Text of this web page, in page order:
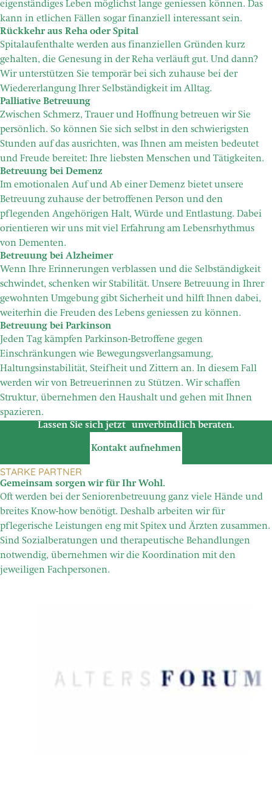
eigenständiges Leben möglichst lange geniessen können. Das
kann in etlichen Fällen sogar finanziell interessant sein.
Rückkehr aus Reha oder Spital
Spitalaufenthalte werden aus finanziellen Gründen kurz
gehalten, die Genesung in der Reha verläuft gut. Und dann?
Wir unterstützen Sie temporär bei sich zuhause bei der
Wiedererlangung Ihrer Selbständigkeit im Alltag.
Palliative Betreuung
Zwischen Schmerz, Trauer und Hoffnung betreuen wir Sie
persönlich. So können Sie sich selbst in den schwierigsten
Stunden auf das ausrichten, was Ihnen am meisten bedeutet
und Freude bereitet: Ihre liebsten Menschen und Tätigkeiten.
Betreuung bei Demenz
Im emotionalen Auf und Ab einer Demenz bietet unsere
Betreuung zuhause der betroffenen Person und den
pflegenden Angehörigen Halt, Würde und Entlastung. Dabei
orientieren wir uns mit viel Erfahrung am Lebensrhythmus
von Dementen.
Betreuung bei Alzheimer
Wenn Ihre Erinnerungen verblassen und die Selbständigkeit
schwindet, schenken wir Stabilität. Unsere Betreuung in Ihrer
gewohnten Umgebung gibt Sicherheit und hilft Ihnen dabei,
weiterhin die Freuden des Lebens geniessen zu können.
Betreuung bei Parkinson
Jeden Tag kämpfen Parkinson-Betroffene gegen
Einschränkungen wie Bewegungsverlangsamung,
Haltungsinstabilität, Steifheit und Zittern an. In diesem Fall
werden wir von Betreuerinnen zu Stützen. Wir schaffen
Struktur, übernehmen den Haushalt und gehen mit Ihnen
spazieren.
Lassen Sie sich jetzt unverbindlich beraten.
Kontakt aufnehmen
STARKE PARTNER
Gemeinsam sorgen wir für Ihr Wohl.
Oft werden bei der Seniorenbetreuung ganz viele Hände und
breites Know-how benötigt. Deshalb arbeiten wir für
pflegerische Leistungen eng mit Spitex und Ärzten zusammen.
Sind Sozialberatungen und therapeutische Behandlungen
notwendig, übernehmen wir die Koordination mit den
jeweiligen Fachpersonen.